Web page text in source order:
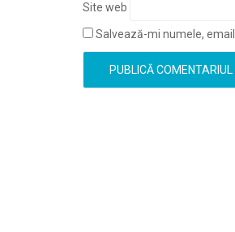
Site web
Salvează-mi numele,